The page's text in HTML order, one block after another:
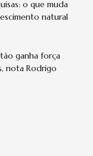
o que muda
natural
ganha força
nota Rodrigo